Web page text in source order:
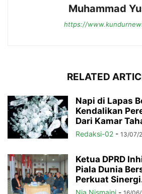
Muhammad
https://
RELATED
Napi di Lapas
Kendalikan
Dari Kamar
Redaksi-02 - 13/07/
Ketua DPRD
Piala Dunia
Perkuat
Nia Nismaini -